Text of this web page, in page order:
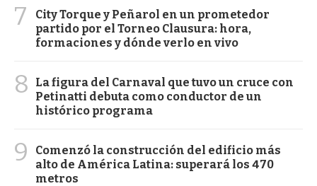
7
City Torque y Peñarol en un prometedor
partido por el Torneo Clausura: hora,
formaciones y dónde verlo en vivo
8
La figura del Carnaval que tuvo un cruce con
Petinatti debuta como conductor de un
histórico programa
9
Comenzó la construcción del edificio más
alto de América Latina: superará los 470
metros